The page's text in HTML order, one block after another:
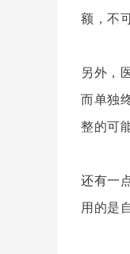
额，不
另外 ，
而单独
整的可
还有一
用的是